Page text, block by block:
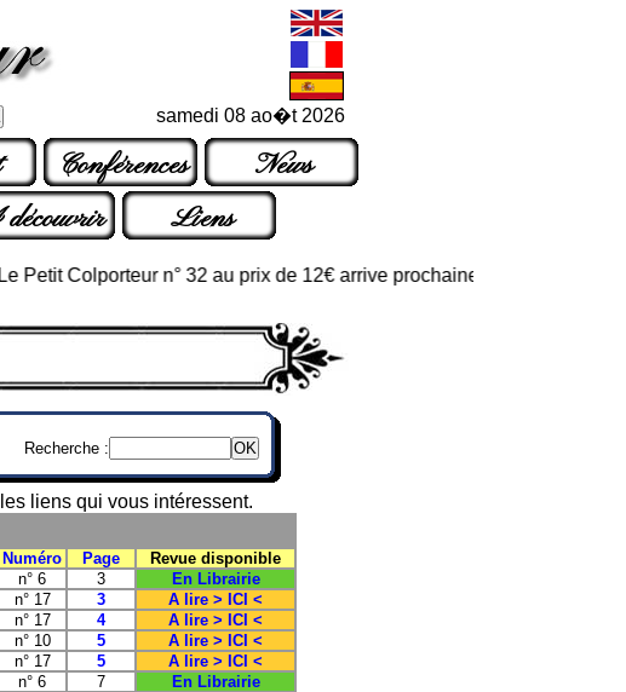
samedi 08 ao�t 2026
Conférences
News
Liens
Colporteur n° 32 au prix de 12€ arrive prochainement dans les
Recherche :
liens qui vous intéressent.
Numéro Page
Revue disponible
n° 6 3
En Librairie
n° 17 3
A lire > ICI <
n° 17 4
A lire > ICI <
n° 10 5
A lire > ICI <
n° 17 5
A lire > ICI <
n° 6 7
En Librairie